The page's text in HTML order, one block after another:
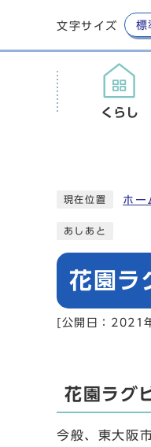
文字サイズ 標
くらし
現在位置 ホー
あしあと
花園ラ
[公開日：2021
花園ラグ
今般、東大阪